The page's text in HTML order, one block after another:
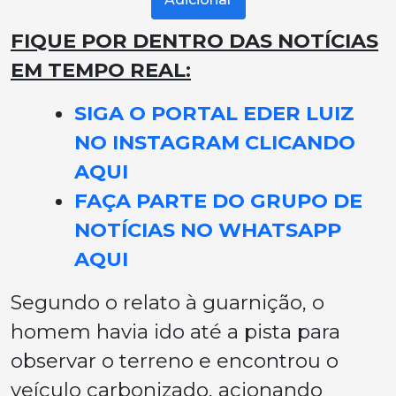
FIQUE POR DENTRO DAS NOTÍCIAS
EM TEMPO REAL:
SIGA O PORTAL EDER LUIZ
NO INSTAGRAM CLICANDO
AQUI
FAÇA PARTE DO GRUPO DE
NOTÍCIAS NO WHATSAPP
AQUI
Segundo o relato à guarnição, o
homem havia ido até a pista para
observar o terreno e encontrou o
veículo carbonizado, acionando